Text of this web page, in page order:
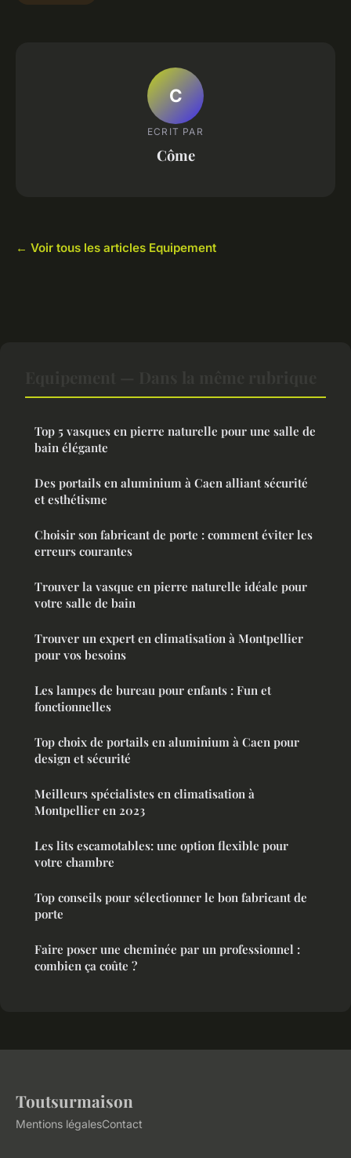
C
ECRIT PAR
Côme
← Voir tous les articles Equipement
Top 5 vasques en pierre naturelle pour une salle de
bain élégante
Des portails en aluminium à Caen alliant sécurité
et esthétisme
Choisir son fabricant de porte : comment éviter les
erreurs courantes
Trouver la vasque en pierre naturelle idéale pour
votre salle de bain
Trouver un expert en climatisation à Montpellier
pour vos besoins
Les lampes de bureau pour enfants : Fun et
fonctionnelles
Top choix de portails en aluminium à Caen pour
design et sécurité
Meilleurs spécialistes en climatisation à
Montpellier en 2023
Les lits escamotables: une option flexible pour
votre chambre
Top conseils pour sélectionner le bon fabricant de
porte
Faire poser une cheminée par un professionnel :
combien ça coûte ?
Toutsurmaison
Mentions légalesContact